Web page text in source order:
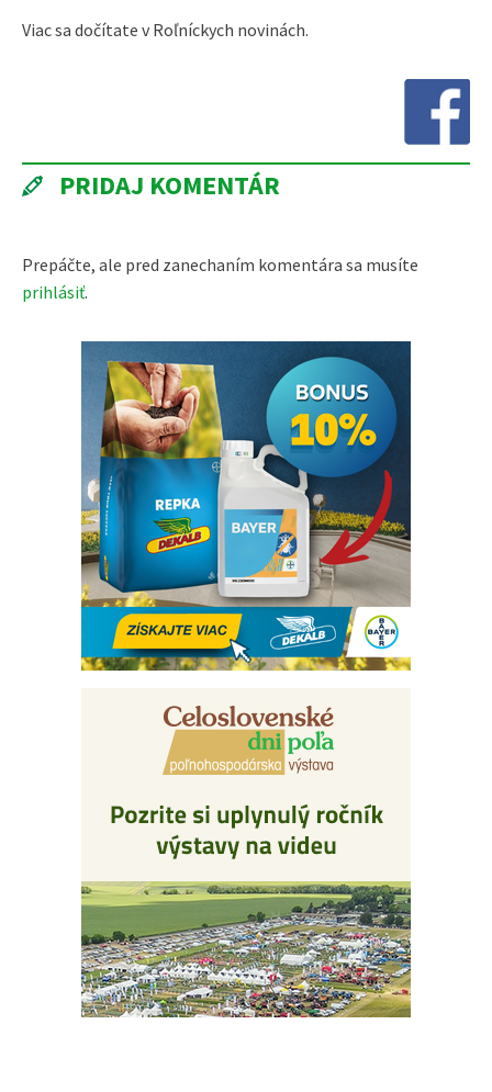
Viac sa dočítate v Roľníckych novinách.
PRIDAJ KOMENTÁR
Prepáčte, ale pred zanechaním komentára sa musíte
prihlásiť.